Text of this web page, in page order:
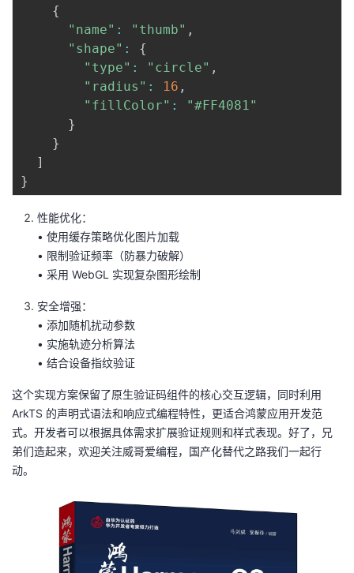
{
"name" : "thumb" ,
"shape" :
{
"type" : "circle" ,
"radius" : 16 ,
"fillColor" :
"#FF4081"
}
}
]
}
性能优化：
• 使用缓存策略优化图片加载
• 限制验证频率（防暴力破解）
• 采用 WebGL 实现复杂图形绘制
安全增强：
• 添加随机扰动参数
• 实施轨迹分析算法
• 结合设备指纹验证
这个实现方案保留了原生验证码组件的核心交互逻辑，同时利用
ArkTS 的声明式语法和响应式编程特性，更适合鸿蒙应用开发范
式。开发者可以根据具体需求扩展验证规则和样式表现。好了，兄
弟们造起来，欢迎关注威哥爱编程，国产化替代之路我们一起行
动。